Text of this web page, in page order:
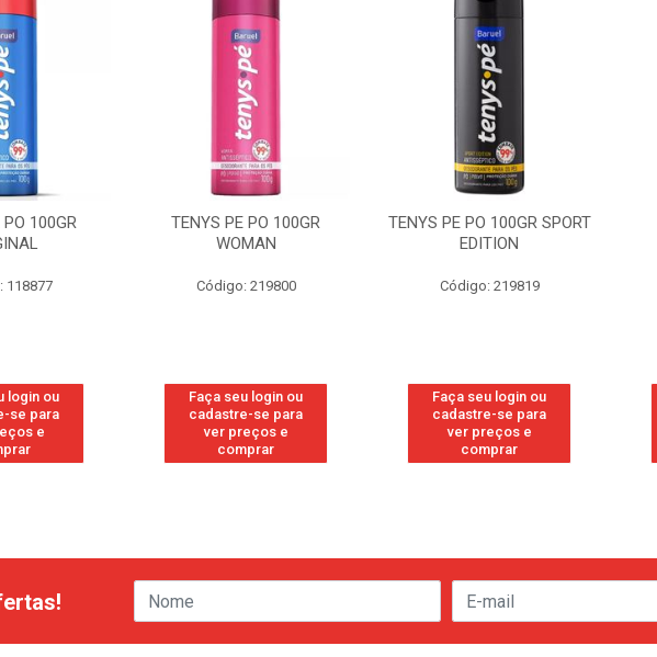
100GR
118877
login ou
se para
e
TENYS PE PO 100GR
WOMAN
Código: 219800
Faça seu login ou
cadastre-se para
ver preços e
comprar
TENYS PE PO 100GR SPORT
EDITION
Código: 219819
Faça seu login ou
cadastre-se para
ver preços e
comprar